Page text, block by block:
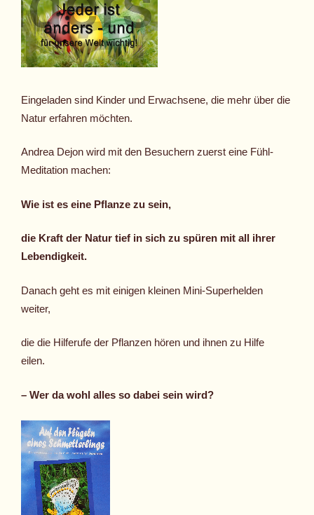
Eingeladen sind Kinder und Erwachsene, die mehr über die
Natur erfahren möchten.
Andrea Dejon wird mit den Besuchern zuerst eine Fühl-
Meditation machen:
Wie ist es eine Pflanze zu sein,
die Kraft der Natur tief in sich zu spüren mit all ihrer
Lebendigkeit.
Danach geht es mit einigen kleinen Mini-Superhelden
weiter,
die die Hilferufe der Pflanzen hören und ihnen zu Hilfe
eilen.
– Wer da wohl alles so dabei sein wird?